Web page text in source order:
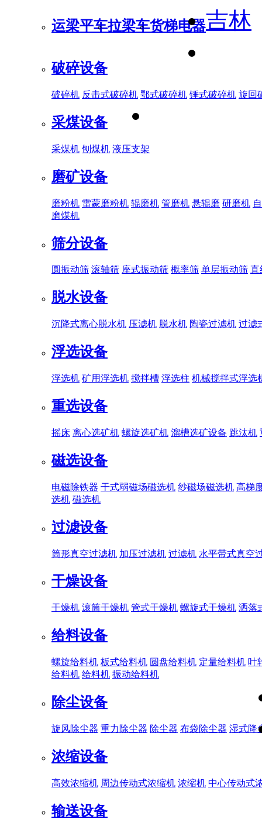
运梁平车拉梁车货梯电器
破碎设备
破碎机 反击式破碎机 鄂式破碎机 锤式破碎机 旋回
采煤设备
采煤机 刨煤机 液压支架
磨矿设备
磨粉机 雷蒙磨粉机 辊磨机 管磨机 悬辊磨 研磨机
磨煤机
筛分设备
圆振动筛 滚轴筛 座式振动筛 概率筛 单层振动筛 直
脱水设备
沉降式离心脱水机 压滤机 脱水机 陶瓷过滤机 过滤
浮选设备
浮选机 矿用浮选机 搅拌槽 浮选柱 机械搅拌式浮选
重选设备
摇床 离心选矿机 螺旋选矿机 溜槽选矿设备 跳汰机
磁选设备
电磁除铁器 干式弱磁场磁选机 纱磁场磁选机 高梯
选机 磁选机
过滤设备
筒形真空过滤机 加压过滤机 过滤机 水平带式真空
干燥设备
干燥机 滚筒干燥机 管式干燥机 螺旋式干燥机 洒落
给料设备
螺旋给料机 板式给料机 圆盘给料机 定量给料机 叶
给料机 给料机 振动给料机
除尘设备
旋风除尘器 重力除尘器 除尘器 布袋除尘器 湿式降
浓缩设备
高效浓缩机 周边传动式浓缩机 浓缩机 中心传动式
输送设备
吉林